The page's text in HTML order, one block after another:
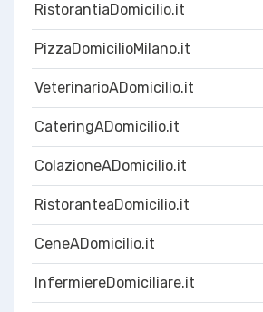
RistorantiaDomicilio.it
PizzaDomicilioMilano.it
VeterinarioADomicilio.it
CateringADomicilio.it
ColazioneADomicilio.it
RistoranteaDomicilio.it
CeneADomicilio.it
InfermiereDomiciliare.it